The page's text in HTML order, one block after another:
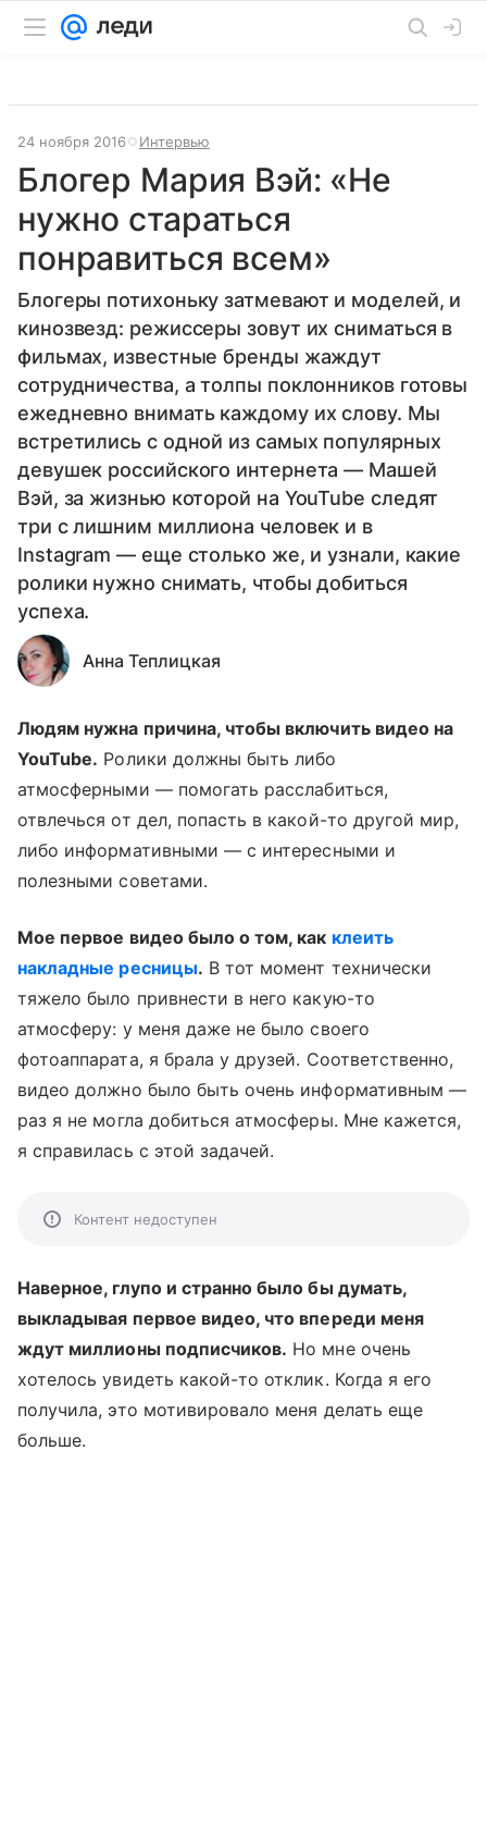
24 ноября 2016 Интервью
Блогер Мария Вэй: «Не
нужно стараться
понравиться всем»
Блогеры потихоньку затмевают и моделей, и
кинозвезд: режиссеры зовут их сниматься в
фильмах, известные бренды жаждут
сотрудничества, а толпы поклонников готовы
ежедневно внимать каждому их слову. Мы
встретились с одной из самых популярных
девушек российского интернета — Машей
Вэй, за жизнью которой на YouTube следят
три с лишним миллиона человек и в
Instagram — еще столько же, и узнали, какие
ролики нужно снимать, чтобы добиться
успеха.
Анна Теплицкая
Людям нужна причина, чтобы включить видео на
YouTube. Ролики должны быть либо
атмосферными —помогать расслабиться,
отвлечься от дел, попасть в какой-то другой мир,
либо информативными — с интересными и
полезными советами.
Мое первое видео было о том, как клеить
накладные ресницы. В тот момент технически
тяжело было привнести в него какую-то
атмосферу: у меня даже не было своего
фотоаппарата, я брала у друзей. Соответственно,
видео должно было быть очень информативным—
раз я не могла добиться атмосферы. Мне кажется,
я справилась с этой задачей.
Контент недоступен
Наверное, глупо и странно было бы думать,
выкладывая первое видео, что впереди меня
ждут миллионы подписчиков. Но мне очень
хотелось увидеть какой-то отклик. Когда я его
получила, это мотивировало меня делать еще
больше.